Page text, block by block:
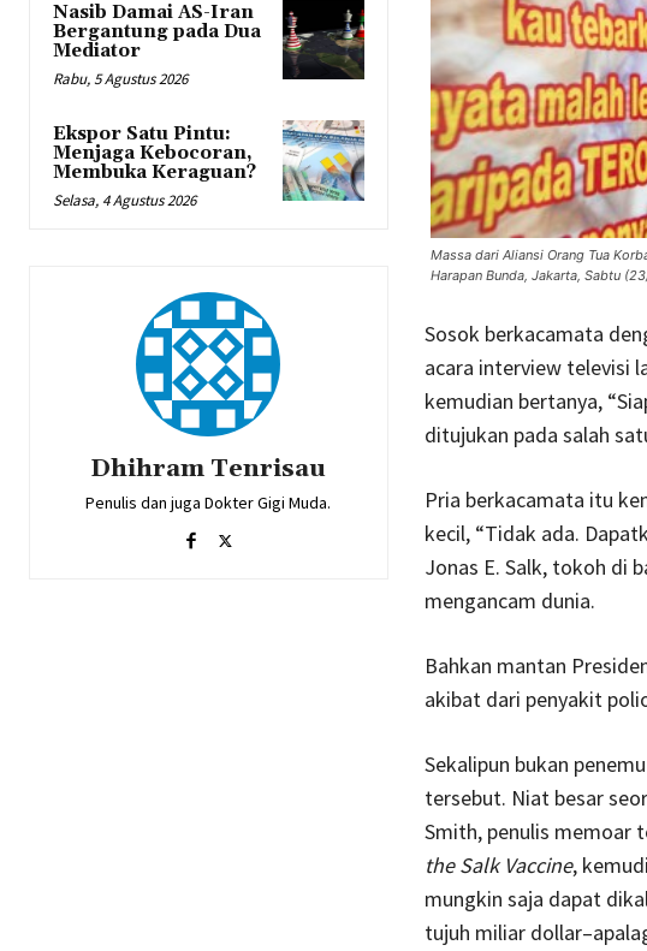
Nasib Damai AS-Iran
Bergantung pada Dua
Mediator
Rabu, 5 Agustus 2026
Ekspor Satu Pintu:
Menjaga Kebocoran,
Membuka Keraguan?
Selasa, 4 Agustus 2026
Dhihram Tenrisau
Penulis dan juga Dokter Gigi Muda.
Massa dari Aliansi Orang Tua
Harapan Bunda, Jakarta, Sabtu
Sosok berkacamata
acara interview televisi
kemudian bertanya,
ditujukan pada salah
Pria berkacamata itu
kecil, “Tidak ada.
Jonas E. Salk, tokoh di
mengancam dunia.
Bahkan mantan
akibat dari penyakit
Sekalipun bukan
tersebut. Niat besar
Smith, penulis memoar
the Salk Vaccine,
mungkin saja dapat
tujuh miliar